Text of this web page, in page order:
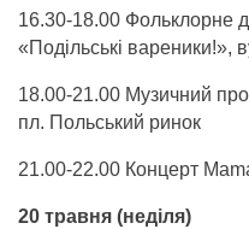
16.30-18.00 Фольклорне
«Подільські вареники!»,
18.00-21.00 Музичний
пл. Польський ринок
21.00-22.00 Концерт
20 травня (неділя)